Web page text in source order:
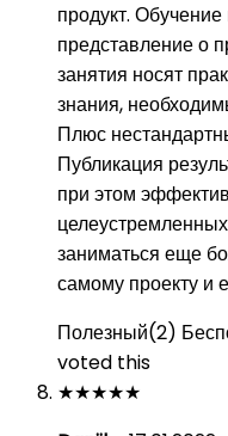
продукт.
представление о
занятия носят
знания,
Плюс
Публикация
при этом
заниматься еще
самому проекту и
Полезный(2)
voted this
★★★★★